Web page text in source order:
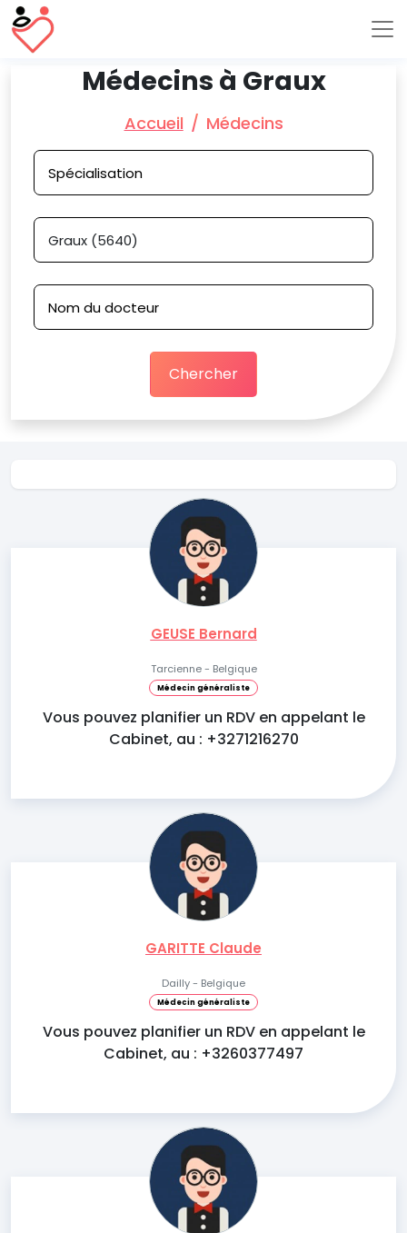
Médecins à Graux
Accueil Médecins
Chercher
GEUSE Bernard
Tarcienne - Belgique
Médecin généraliste
Vous pouvez planifier un RDV en appelant le
Cabinet, au : +3271216270
GARITTE Claude
Dailly - Belgique
Médecin généraliste
Vous pouvez planifier un RDV en appelant le
Cabinet, au : +3260377497